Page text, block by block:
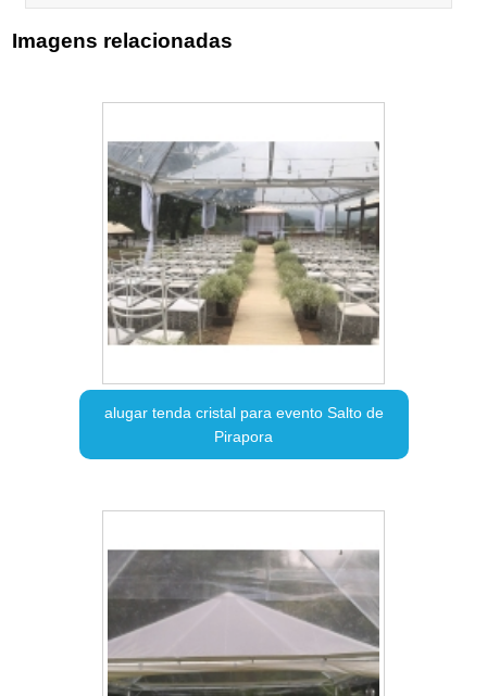
Imagens relacionadas
alugar tenda cristal para evento Salto de
Pirapora